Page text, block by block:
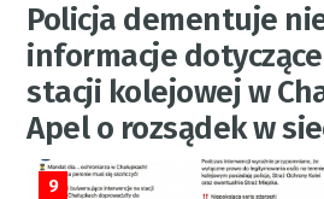
Policja dementuje
informacje
stacji kolejowej w
Apel o rozsądek w
9